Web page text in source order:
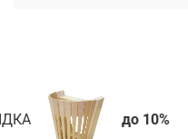
до 10%